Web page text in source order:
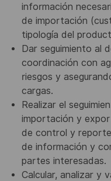
información
de importación
tipología del
Dar seguimiento al
coordinación con
riesgos y
cargas.
Realizar el
importación y
de control y
de información y
partes interesadas.
Calcular, analizar y